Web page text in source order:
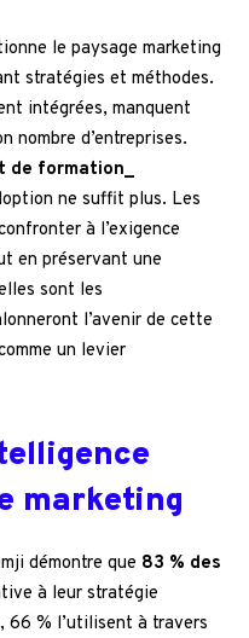
le paysage marketing
stratégies et méthodes.
intégrées, manquent
nombre d’entreprises.
de formation_
ne suffit plus. Les
à l’exigence
en préservant une
sont les
l’avenir de cette
un levier
marketing
démontre que 83 % des
à leur stratégie
66 % l’utilisent à travers